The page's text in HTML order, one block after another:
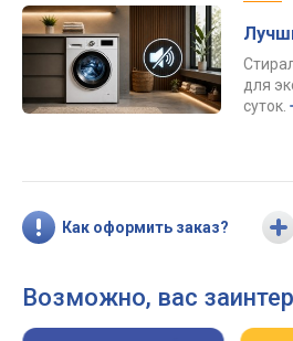
для
суток.
Как оформить заказ?
Возможно, вас